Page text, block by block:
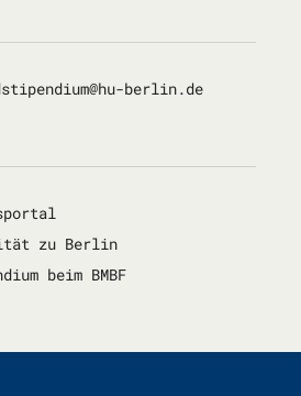
ber­lin.de
zu Berlin
beim BMBF